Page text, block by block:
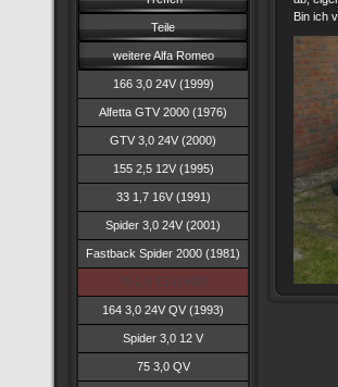
Teile
weitere Alfa Romeo
166 3,0 24V (1999)
Alfetta GTV 2000 (1976)
GTV 3,0 24V (2000)
155 2,5 12V (1995)
33 1,7 16V (1991)
Spider 3,0 24V (2001)
Fastback Spider 2000 (1981)
75 2,0 TS (1990)
164 3,0 24V QV (1993)
Spider 3,0 12 V
75 3,0 QV
Bin ich